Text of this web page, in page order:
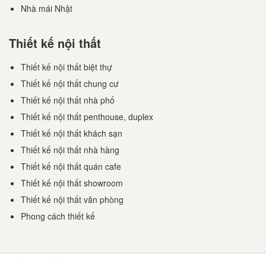
Nhà mái Nhật
Thiết kế nội thất
Thiết kế nội thất biệt thự
Thiết kế nội thất chung cư
Thiết kế nội thất nhà phố
Thiết kế nội thất penthouse, duplex
Thiết kế nội thất khách sạn
Thiết kế nội thất nhà hàng
Thiết kế nội thất quán cafe
Thiết kế nội thất showroom
Thiết kế nội thất văn phòng
Phong cách thiết kế